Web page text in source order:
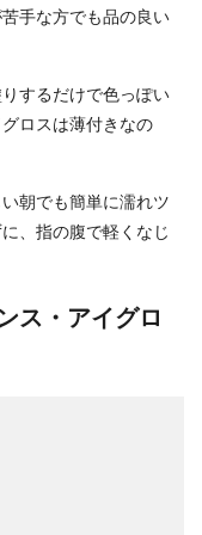
手な方でも品の良い
するだけで色っぽい
ロスは薄付きなの
朝でも簡単に濡れツ
、指の腹で軽くなじ
ス・アイグロ